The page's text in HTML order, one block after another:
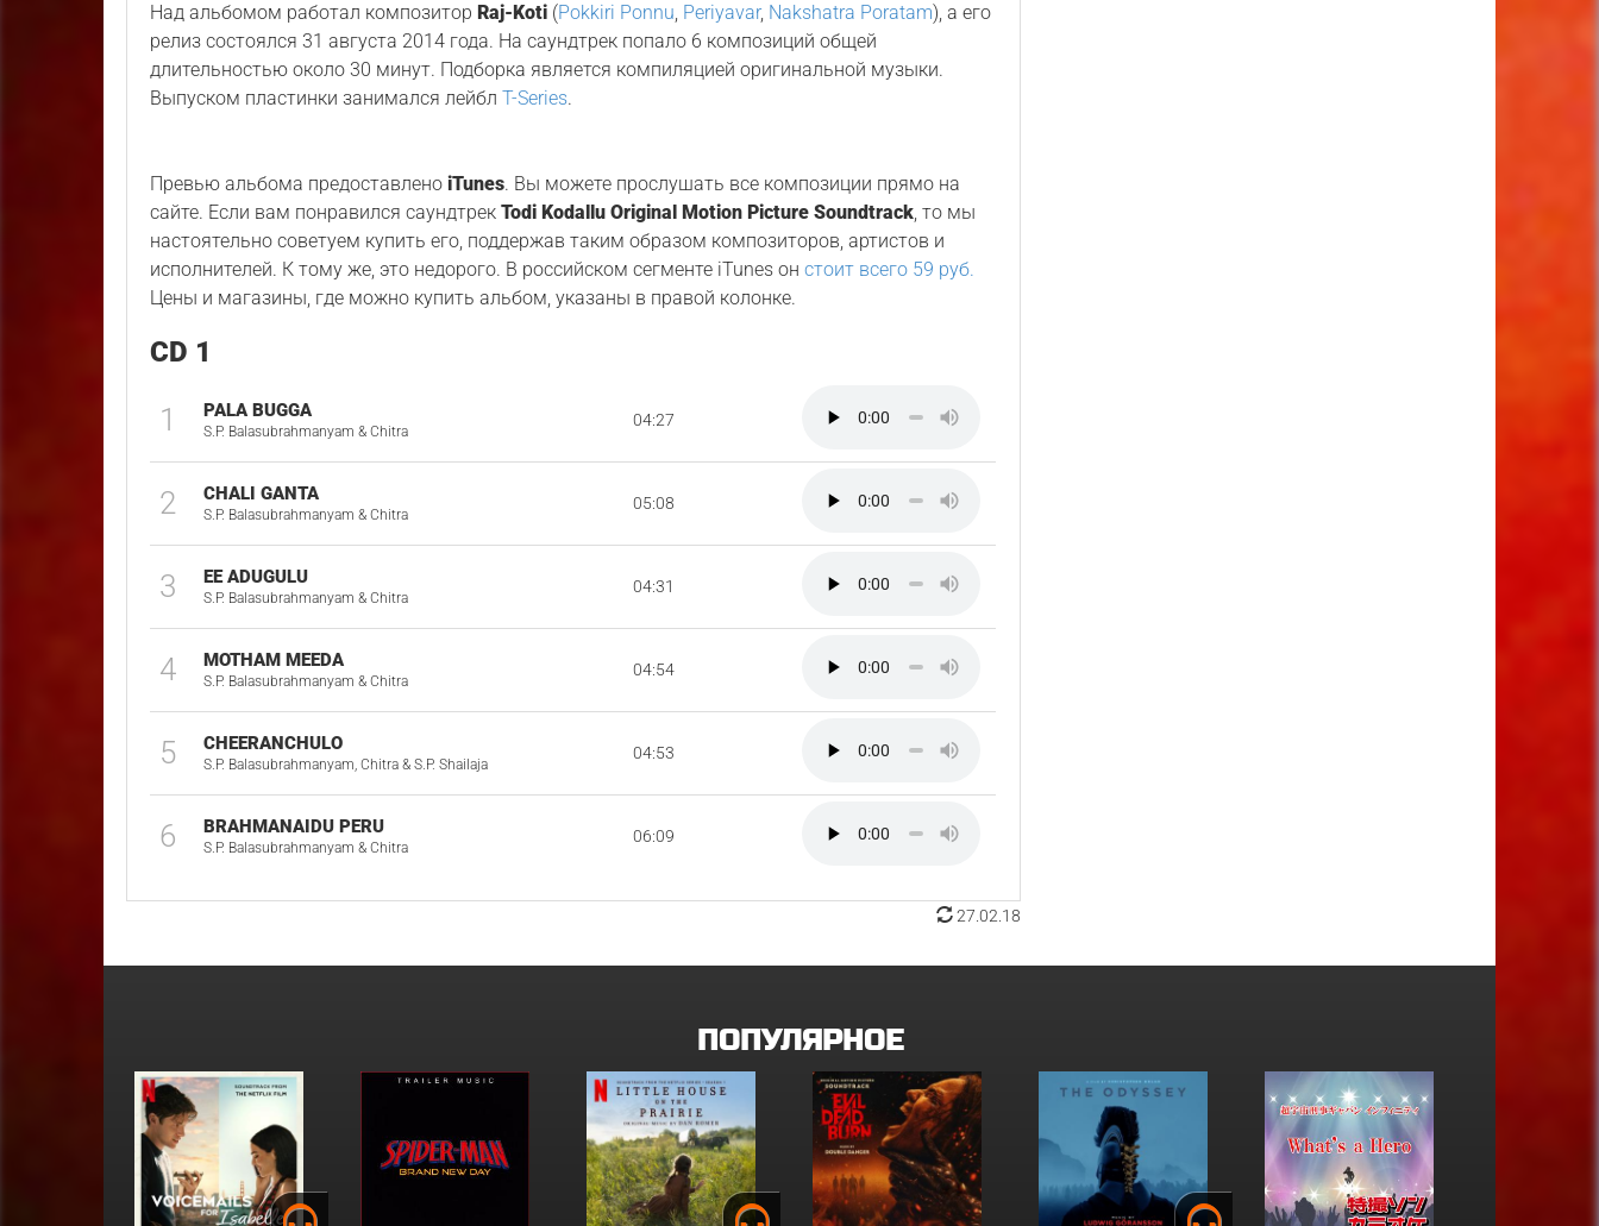
Над альбомом работал композитор Raj-Koti (Pokkiri Ponnu, Periyavar, Nakshatra Poratam), а его
релиз состоялся 31 августа 2014 года. На саундтрек попало 6 композиций общей
длительностью около 30 минут. Подборка является компиляцией оригинальной музыки.
Выпуском пластинки занимался лейблT-Series.
Превью альбома предоставленоiTunes. Вы можете прослушать все композиции прямо на
сайте. Если вам понравился саундтрекTodi Kodallu Original Motion Picture Soundtrack, то мы
настоятельно советуем купить его, поддержав таким образом композиторов, артистов и
исполнителей. К тому же, это недорого. В российском сегменте iTunes онстоит всего 59 руб.
Цены и магазины, где можно купить альбом, указаны в правой колонке.
CD 1
1 PALA BUGGA
S.P. Balasubrahmanyam & Chitra
04:27
2 CHALI GANTA
S.P. Balasubrahmanyam & Chitra
05:08
3 EE ADUGULU
S.P. Balasubrahmanyam & Chitra
04:31
4 MOTHAM MEEDA
S.P. Balasubrahmanyam & Chitra
04:54
5 CHEERANCHULO
S.P. Balasubrahmanyam, Chitra & S.P. Shailaja
04:53
6 BRAHMANAIDU PERU
S.P. Balasubrahmanyam & Chitra
06:09
27.02.18
ПОПУЛЯРНОЕ